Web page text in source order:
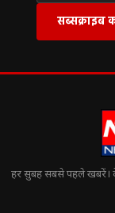
सब्सक्राइब
हर सुबह सबसे पहले खबरें।